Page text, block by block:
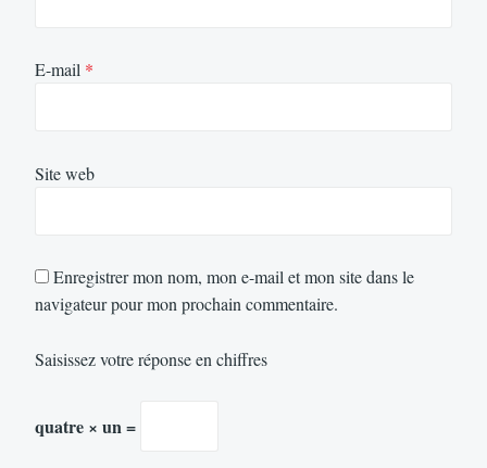
E-mail *
Site web
Enregistrer mon nom, mon e-mail et mon site dans le
navigateur pour mon prochain commentaire.
Saisissez votre réponse en chiffres
quatre × un =